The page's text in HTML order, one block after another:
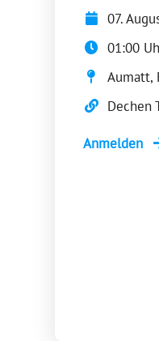
07.
01:00
Aumatt,
Dechen
Anmelden